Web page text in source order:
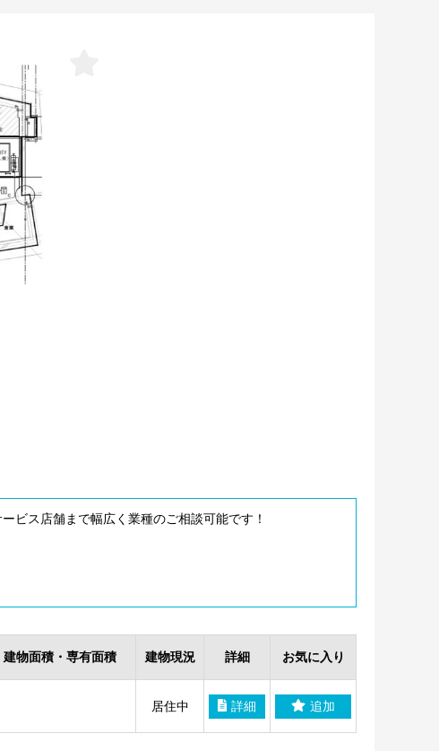
ビス店舗まで幅広く業種のご相談可能です！
建物面積・専有面積 建物現況 詳細 お気に入り
居住中 詳細 追加